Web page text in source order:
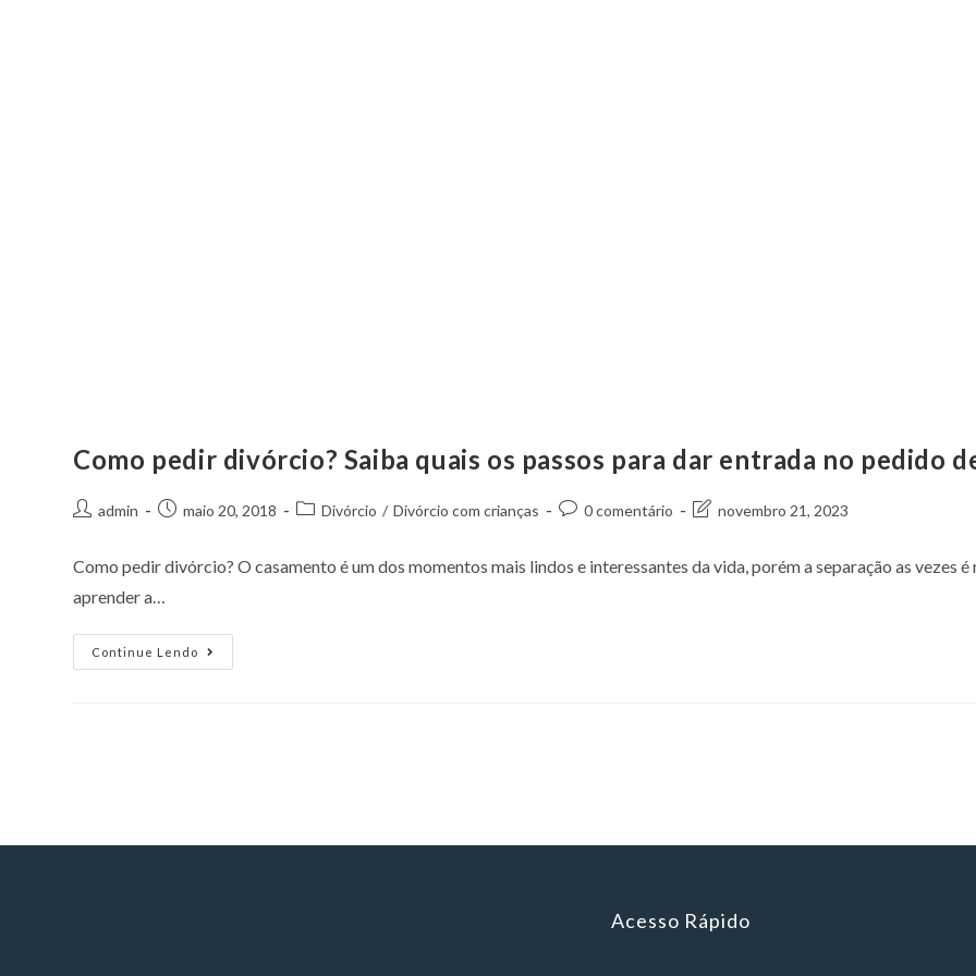
Como pedir divórcio? Saiba quais os passos para dar entrada no pedido
admin maio 20, 2018 Divórcio / Divórcio com crianças 0 comentário novembro 21, 2023
Como pedir divórcio? O casamento é um dos momentos mais lindos e interessantes da vida, porém a separação as vezes
aprender a…
Continue Lendo
Acesso Rápido